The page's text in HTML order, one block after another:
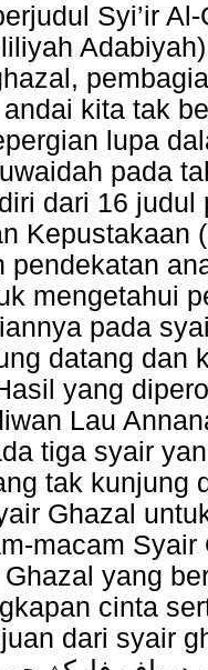
Syi’ir
kita tak
lupa
pada
dari 16
Kepustakaan
pendekatan
mengetahui
pada
datang dan
yang
Lau
tiga syair
tak kunjung
Ghazal
macam
yang
cinta
dari syair